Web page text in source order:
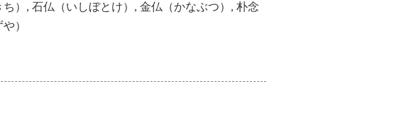
）, 石仏（いしぼとけ）, 金仏（かなぶつ）, 朴念
）